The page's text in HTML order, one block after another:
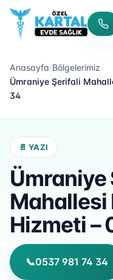
Anasayfa/Bölgelerimiz/
Ümraniye Şerifali
34
📄 YAZI
Ümraniye
Mahallesi
Hizmeti –
📞0537 981 74 34